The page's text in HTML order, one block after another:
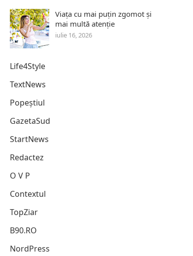
Viața cu mai puțin zgomot și
mai multă atenție
iulie 16, 2026
Life4Style
TextNews
Popeștiul
GazetaSud
StartNews
Redactez
O V P
Contextul
TopZiar
B90.RO
NordPress